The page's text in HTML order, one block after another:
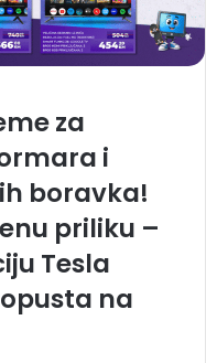
za
i
boravka!
priliku –
Tesla
na